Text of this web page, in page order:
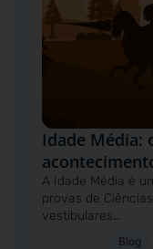
Idade Média:
A Idade Média é
provas de
vestibulares…
Blog